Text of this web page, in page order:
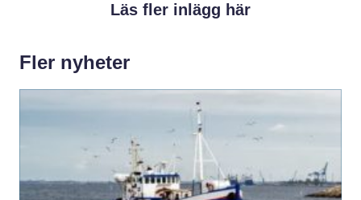
Läs fler inlägg här
Fler nyheter